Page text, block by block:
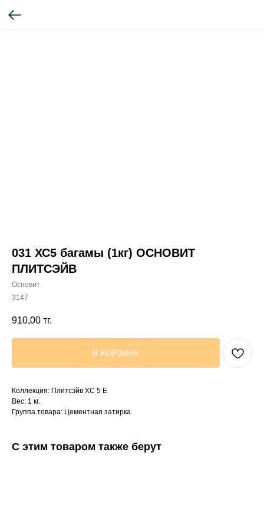
031 ХС5 багамы (1кг) ОСНОВИТ
ПЛИТСЭЙВ
Основит
3147
910,00 тг.
В КОРЗИНУ
Коллекция: Плитсэйв XC 5 E
Вес: 1 кг.
Группа товара: Цементная затирка
С этим товаром также берут